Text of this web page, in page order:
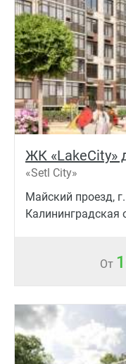
ЖК
«Setl City»
Майский проезд,
Калининградская
От